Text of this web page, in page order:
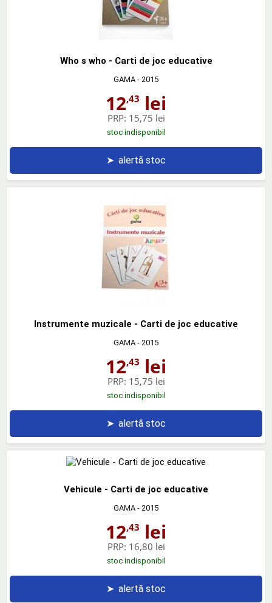
Who s who - Carti de joc educative
GAMA - 2015
12,43 lei
PRP: 15,75 lei
stoc indisponibil
➤ alertă stoc
Instrumente muzicale - Carti de joc educative
GAMA - 2015
12,43 lei
PRP: 15,75 lei
stoc indisponibil
➤ alertă stoc
Vehicule - Carti de joc educative
GAMA - 2015
12,43 lei
PRP: 16,80 lei
stoc indisponibil
➤ alertă stoc